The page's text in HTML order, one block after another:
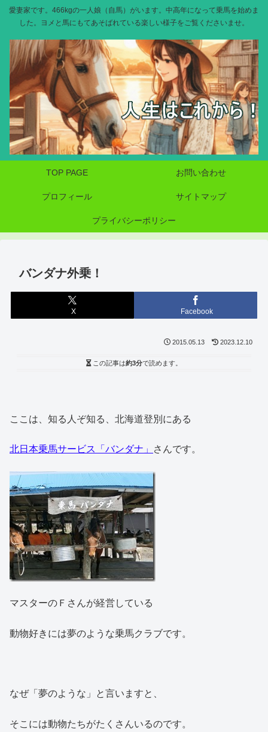
愛妻家です。466kgの一人娘（自馬）がいます。中高年になって乗馬を始めま
した。ヨメと馬にもてあそばれている楽しい様子をご覧くださいませ。
TOP PAGE お問い合わせ
プロフィール サイトマップ
プライバシーポリシー
バンダナ外乗！
X Facebook
2015.05.13 2023.12.10
この記事は約3分で読めます。
ここは、知る人ぞ知る、北海道登別にある
北日本乗馬サービス「バンダナ」 さんです。
マスターのＦさんが経営している
動物好きには夢のような乗馬クラブです。
なぜ「夢のような」と言いますと、
そこには動物たちがたくさんいるのです。